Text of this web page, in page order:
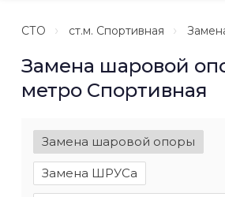
СТО ст.м. Спортивная
Замена шаровой
метро Спортивная
Замена шаровой опоры
Замена ШРУСа